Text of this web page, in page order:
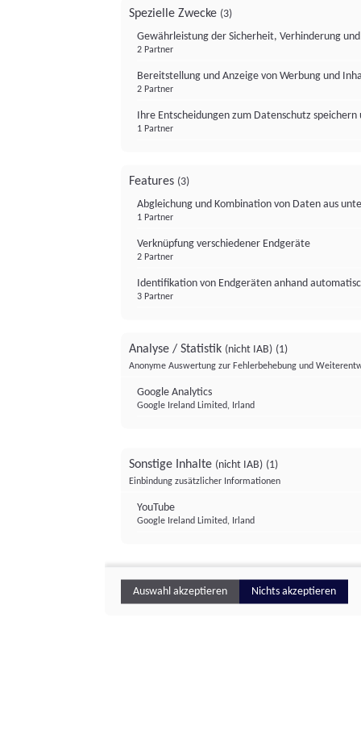
Spezielle Zwecke (3)
Gewährleistung der Sicherheit, Verhinderung
2 Partner
Bereitstellung und Anzeige von Werbung und
2 Partner
Ihre Entscheidungen zum Datenschutz
1 Partner
Features (3)
Abgleichung und Kombination von Daten aus
1 Partner
Verknüpfung verschiedener Endgeräte
2 Partner
Identifikation von Endgeräten anhand
3 Partner
Analyse / Statistik (nicht IAB) (1)
Anonyme Auswertung zur Fehlerbehebung und
Google Analytics
Google Ireland Limited, Irland
Sonstige Inhalte (nicht IAB) (1)
Einbindung zusätzlicher Informationen
YouTube
Google Ireland Limited, Irland
Auswahl akzeptieren Nichts akzeptieren